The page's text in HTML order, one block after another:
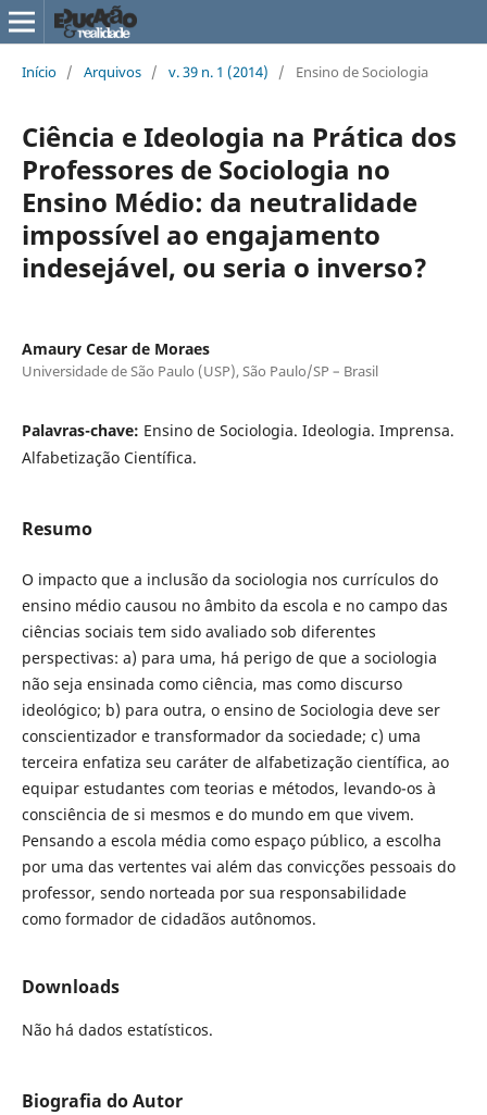
Início / Arquivos / v. 39 n. 1 (2014) / Ensino de Sociologia
Ciência e Ideologia na Prática dos
Professores de Sociologia no
Ensino Médio: da neutralidade
impossível ao engajamento
indesejável, ou seria o inverso?
Amaury Cesar de Moraes
Universidade de São Paulo (USP), São Paulo/SP – Brasil
Palavras-chave: Ensino de Sociologia. Ideologia. Imprensa.
Alfabetização Científica.
Resumo
O impacto que a inclusão da sociologia nos currículos do
ensino médio causou no âmbito da escola e no campo das
ciências sociais tem sido avaliado sob diferentes
perspectivas: a) para uma, há perigo de que a sociologia
não seja ensinada como ciência, mas como discurso
ideológico; b) para outra, o ensino de Sociologia deve ser
conscientizador e transformador da sociedade; c) uma
terceira enfatiza seu caráter de alfabetização científica, ao
equipar estudantes com teorias e métodos, levando-os à
consciência de si mesmos e do mundo em que vivem.
Pensando a escola média como espaço público, a escolha
por uma das vertentes vai além das convicções pessoais do
professor, sendo norteada por sua responsabilidade
como formador de cidadãos autônomos.
Downloads
Não há dados estatísticos.
Biografia do Autor